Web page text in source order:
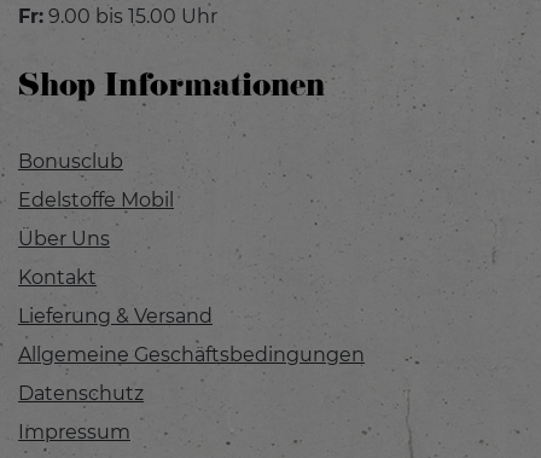
Fr: 9.00 bis 15.00 Uhr
Shop Informationen
Bonusclub
Edelstoffe Mobil
Über Uns
Kontakt
Lieferung & Versand
Allgemeine Geschäftsbedingungen
Datenschutz
Impressum